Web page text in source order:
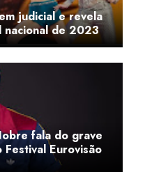
judicial e revela
nacional de 2023
fala do grave
Eurovisão